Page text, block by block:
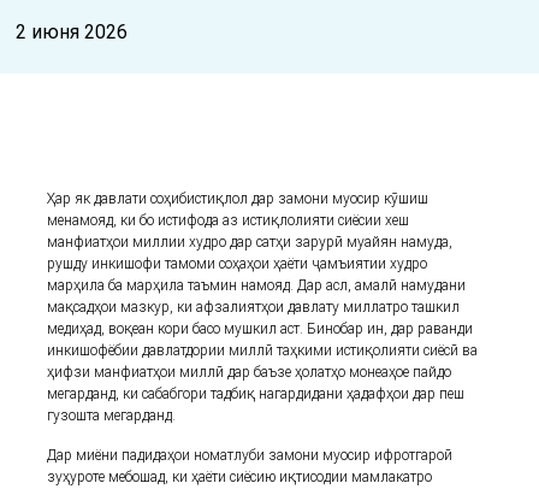
2 июня 2026
Ҳар як давлати соҳибистиқлол дар замони муосир кӯшиш
менамояд, ки бо истифода аз истиқлолияти сиёсии хеш
манфиатҳои миллии худро дар сатҳи зарурӣ муайян намуда,
рушду инкишофи тамоми соҳаҳои ҳаёти ҷамъиятии худро
марҳила ба марҳила таъмин намояд. Дар асл, амалӣ намудани
мақсадҳои мазкур, ки афзалиятҳои давлату миллатро ташкил
медиҳад, воқеан кори басо мушкил аст. Бинобар ин, дар раванди
инкишофёбии давлатдории миллӣ таҳкими истиқолияти сиёсӣ ва
ҳифзи манфиатҳои миллӣ дар баъзе ҳолатҳо монеаҳое пайдо
мегарданд, ки сабабгори тадбиқ нагардидани ҳадафҳои дар пеш
гузошта мегарданд.
Дар миёни падидаҳои номатлуби замони муосир ифротгароӣ
зуҳуроте мебошад, ки ҳаёти сиёсию иқтисодии мамлакатро